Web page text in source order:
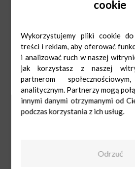
cookie
Wykorzystujemy pliki cookie do
treści i reklam, aby oferować
i analizować ruch w naszej
jak korzystasz z naszej
partnerom
analitycznym. Partnerzy mogą
innymi danymi otrzymanymi od
podczas korzystania z ich usług.
Odrzuć